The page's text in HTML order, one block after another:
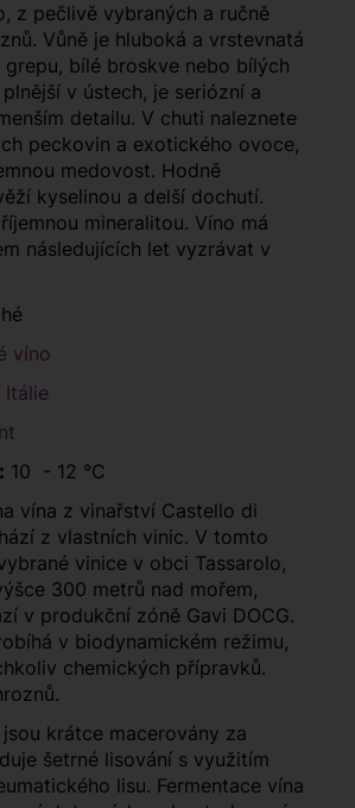
z pečlivě vybraných a ručně
Vůně je hluboká a vrstevnatá
bílé broskve nebo bílých
v ústech, je seriózní a
detailu. V chuti naleznete
peckovin a exotického ovoce,
medovost. Hodně
kyselinou a delší dochutí.
mineralitou. Víno má
následujících let vyzrávat v
víno
Itálie
10 - 12 °C
vína z vinařství Castello di
z vlastních vinic. V tomto
vinice v obci Tassarolo,
300 metrů nad mořem,
v produkční zóně Gavi DOCG.
v biodynamickém režimu,
chemických přípravků.
krátce macerovány za
šetrné lisování s využitím
lisu. Fermentace vína